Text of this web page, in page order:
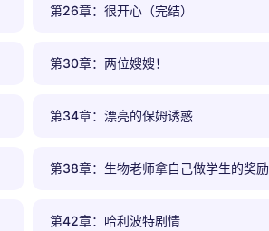
第26章：很开心（完结）
第30章：两位嫂嫂！
第34章：漂亮的保姆诱惑
第38章：生物老师拿自己做学生的奖励
第42章：哈利波特剧情